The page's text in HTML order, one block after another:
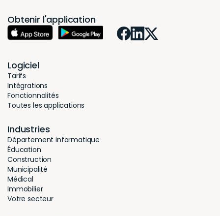
Obtenir l'application
Logiciel
Tarifs
Intégrations
Fonctionnalités
Toutes les applications
Industries
Département informatique
Éducation
Construction
Municipalité
Médical
Immobilier
Votre secteur